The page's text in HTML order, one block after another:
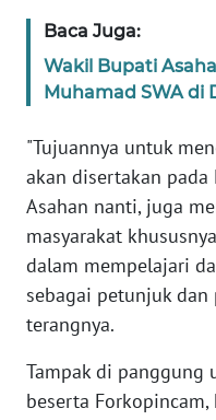
Baca Juga:
Wakil Bupati
Muhamad SWA di
"Tujuannya untuk
akan disertakan pada
Asahan nanti, juga
masyarakat
dalam mempelajari
sebagai petunjuk
terangnya.
Tampak di panggung
beserta Forkopincam,
WN
SULBAR
WN
BABEL
WN
SUMBAR
WN
SUMSEL
BENGKULU